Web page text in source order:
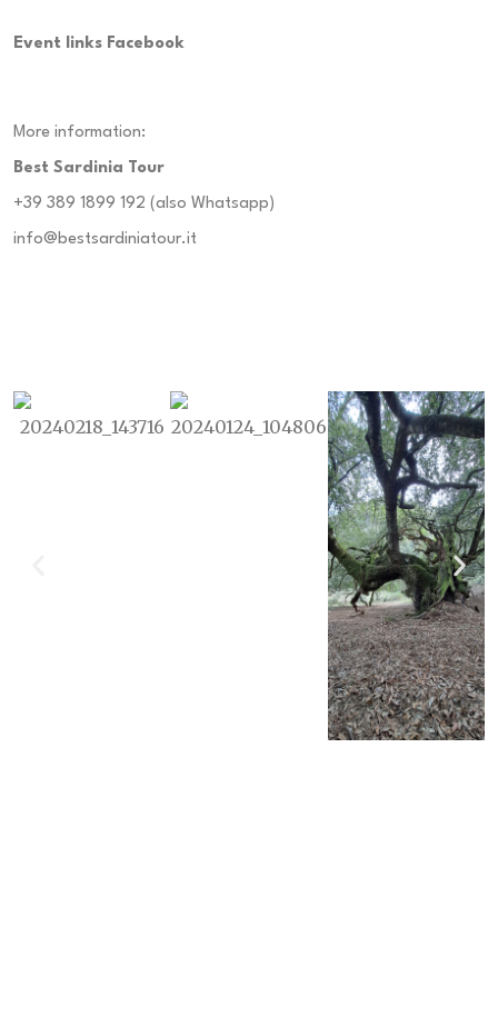
Event links Facebook
More information:
Best Sardinia Tour
+39 389 1899 192 (also Whatsapp)
info@bestsardiniatour.it